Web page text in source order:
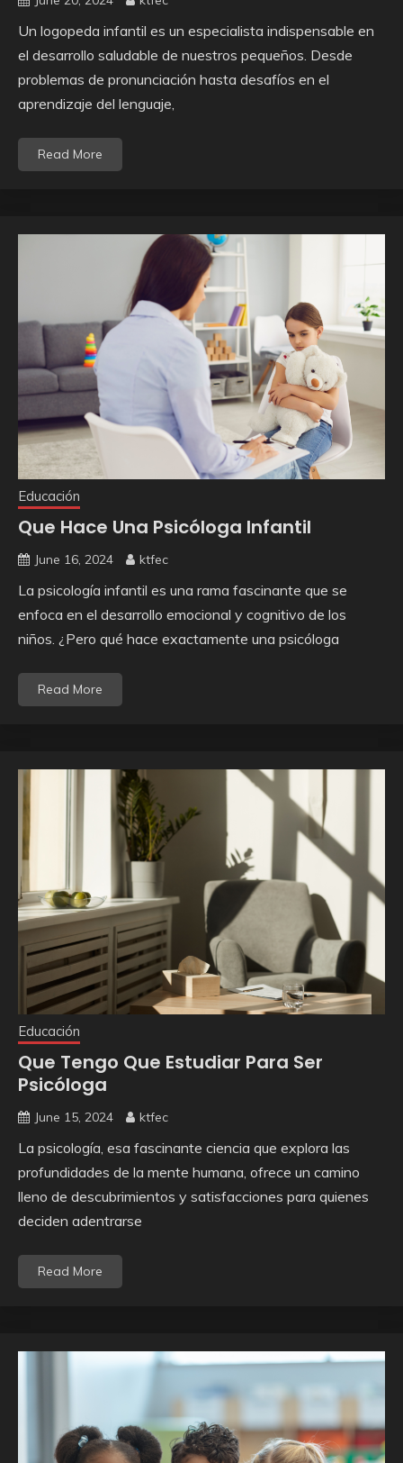
Un logopeda infantil es un especialista indispensable en
el desarrollo saludable de nuestros pequeños. Desde
problemas de pronunciación hasta desafíos en el
aprendizaje del lenguaje,
Read More
Educación
Que Hace Una Psicóloga Infantil
June 16, 2024 ktfec
La psicología infantil es una rama fascinante que se
enfoca en el desarrollo emocional y cognitivo de los
niños. ¿Pero qué hace exactamente una psicóloga
Read More
Educación
Que Tengo Que Estudiar Para Ser
Psicóloga
June 15, 2024 ktfec
La psicología, esa fascinante ciencia que explora las
profundidades de la mente humana, ofrece un camino
lleno de descubrimientos y satisfacciones para quienes
deciden adentrarse
Read More